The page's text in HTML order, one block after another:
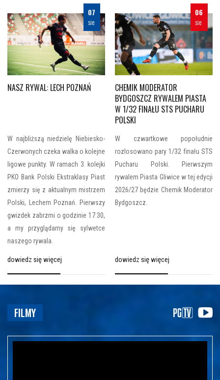
07
sie
NASZ RYWAL: LECH POZNAŃ
W najbliższą niedzielę Niebiesko-
Czerwonych czeka walka o kolejne
ligowe punkty. W ramach 3. kolejki
PKO Bank Polski Ekstraklasy Piast
zmierzy się z aktualnym mistrzem
Polski, Lechem Poznań. Pierwszy
gwizdek zabrzmi o godzinie 17:30,
a my przyglądamy się sylwetce
naszego rywala.
dowiedz się więcej
06
sie
CHEMIK MODERATOR
BYDGOSZCZ RYWALEM PIASTA
W 1/32 FINAŁU STS PUCHARU
POLSKI
W czwartkowe popołudnie
rozlosowano pary 1/32 finału STS
Pucharu Polski. Pierwszym
rywalem Piasta Gliwice w tej edycji
2026/27 będzie Chemik Moderator
Bydgoszcz.
dowiedz się więcej
FILMY